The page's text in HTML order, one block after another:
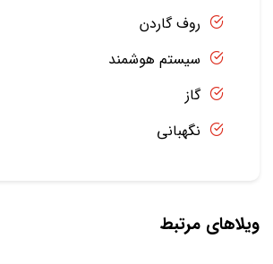
روف گاردن
سیستم هوشمند
گاز
نگهبانی
ویلاهای مرتبط